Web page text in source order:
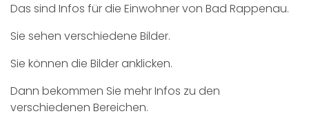
Das sind Infos für die Einwohner von Bad Rappenau.
Sie sehen verschiedene Bilder.
Sie können die Bilder anklicken.
Dann bekommen Sie mehr Infos zu den
verschiedenen Bereichen.